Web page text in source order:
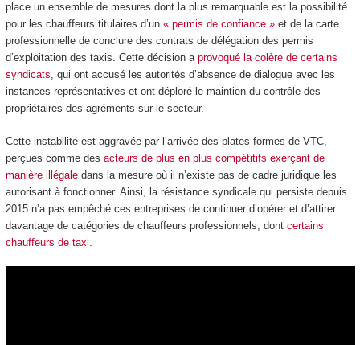
place un ensemble de mesures dont la plus remarquable est la possibilité
pour les chauffeurs titulaires d’un « permis de confiance »et de la carte
professionnelle de conclure des contrats de délégation des permis
d’exploitation des taxis. Cette décision a provoqué la colère de certains
syndicats, qui ont accusé les autorités d’absence de dialogue avec les
instances représentatives et ont déploré le maintien du contrôle des
propriétaires des agréments sur le secteur.
Cette instabilité est aggravée par l’arrivée des plates-formes de VTC,
perçues comme des acteurs de plus en plus compétitifs exerçant de
manière illégaledans la mesure où il n’existe pas de cadre juridique les
autorisant à fonctionner. Ainsi, la résistance syndicale qui persiste depuis
2015 n’a pas empêché ces entreprises de continuer d’opérer et d’attirer
davantage de catégories de chauffeurs professionnels, dont certains
chauffeurs de taxi